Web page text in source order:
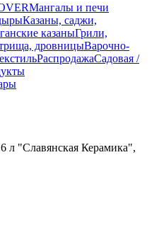
Мангалы и печи
Казаны, саджи,
казаныГрили,
дровницыВарочно-
РаспродажаСадовая /
л "Славянская Керамика",